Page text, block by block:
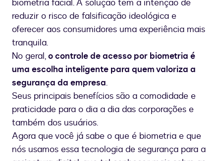
biometria facial. A solução tem a intenção de
reduzir o risco de falsificação ideológica e
oferecer aos consumidores uma experiência mais
tranquila.
No geral,o controle de acesso por biometria é
uma escolha inteligente para quem valoriza a
segurança da empresa.
Seus principais benefícios são a comodidade e
praticidade para o dia a dia das corporações e
também dos usuários.
Agora que você já sabe o que é biometria e que
nós usamos essa tecnologia de segurança para a